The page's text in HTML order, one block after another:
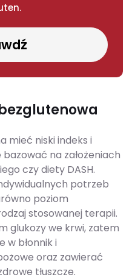
mieć niski indeks i
na założeniach
czy diety DASH.
potrzeb
poziom
stosowanej terapii.
glukozy we krwi, zatem
w błonnik i
oraz zawierać
tłuszcze.